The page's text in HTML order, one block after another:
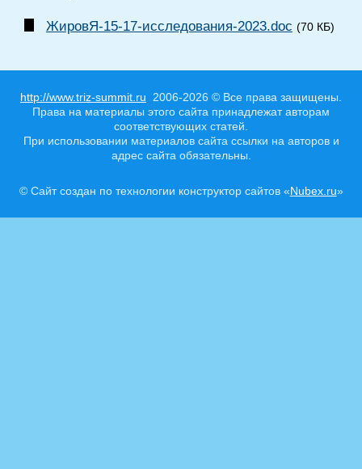
ЖировЯ-15-17-исследования-2023.doc (70 КБ)
http://www.triz-summit.ru 2006-2026 © Все права защищены.
Права на материалы этого сайта принадлежат авторам
соответствующих статей.
При использовании материалов сайта ссылки на авторов и
адрес сайта обязательны.
© Сайт создан по технологии конструктор сайтов «Nubex.ru»